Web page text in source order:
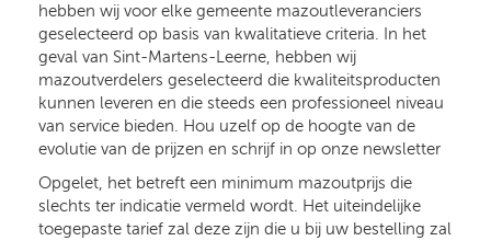
hebben wij voor elke gemeente mazoutleveranciers
geselecteerd op basis van kwalitatieve criteria. In het
geval van Sint-Martens-Leerne, hebben wij
mazoutverdelers geselecteerd die kwaliteitsproducten
kunnen leveren en die steeds een professioneel niveau
van service bieden. Hou uzelf op de hoogte van de
evolutie van de prijzen en schrijf in op onze newsletter
Opgelet, het betreft een minimum mazoutprijs die
slechts ter indicatie vermeld wordt. Het uiteindelijke
toegepaste tarief zal deze zijn die u bij uw bestelling zal